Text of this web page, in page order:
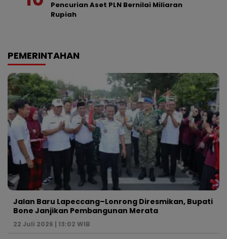
Pencurian Aset PLN Bernilai Miliaran
Rupiah
PEMERINTAHAN
Jalan Baru Lapeccang–Lonrong Diresmikan, Bupati
Bone Janjikan Pembangunan Merata
22 Juli 2026 | 13:02 WIB